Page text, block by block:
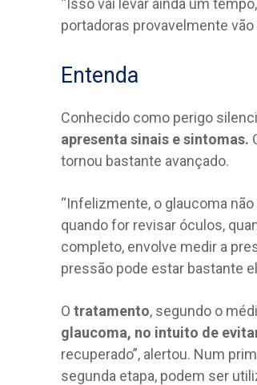
“Isso vai levar ainda um
portadoras provavelmente
Entenda
Conhecido como perigo
apresenta sinais e sintomas.
tornou bastante avançado.
“Infelizmente, o glaucoma
quando for revisar óculos,
completo, envolve medir a
pressão pode estar bastante
O tratamento, segundo o
glaucoma, no intuito de
recuperado”, alertou. Num
segunda etapa, podem ser